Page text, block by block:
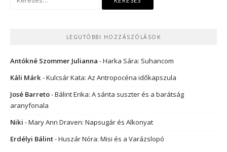
LEGUTÓBBI HOZZÁSZÓLÁSOK
Antókné Szommer Julianna -Harka Sára: Suhancom
Káli Márk-Kulcsár Kata: Az Antropocéna időkapszula
José Barreto-Bálint Erika: A sánta suszter és a barátság
aranyfonala
Niki -Mary Ann Draven: Napsugár és Alkonyat
Erdélyi Bálint-Huszár Nóra: Misi és a Varázslopó